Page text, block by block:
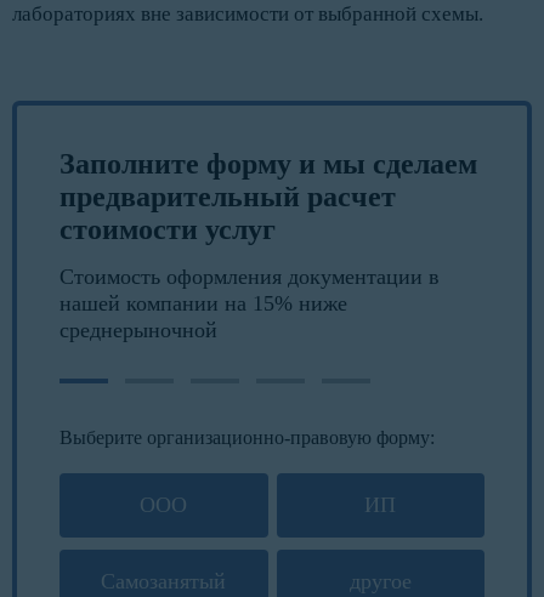
лабораториях вне зависимости от выбранной схемы.
Заполните форму и мы сделаем
предварительный расчет
стоимости услуг
Стоимость оформления документации в
нашей компании на 15% ниже
среднерыночной
Выберите организационно-правовую форму:
ООО ИП
Самозанятый другое